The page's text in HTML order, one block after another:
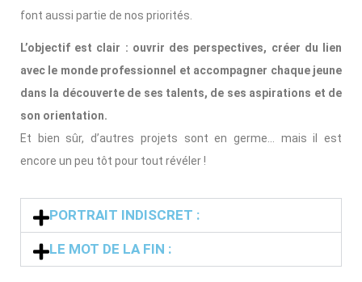
font aussi partie de nos priorités.
L’objectif est clair : ouvrir des perspectives, créer du lien
avec le monde professionnel et accompagner chaque jeune
dans la découverte de ses talents, de ses aspirations et de
son orientation.
Et bien sûr, d’autres projets sont en germe… mais il est
encore un peu tôt pour tout révéler !
PORTRAIT INDISCRET :
LE MOT DE LA FIN :